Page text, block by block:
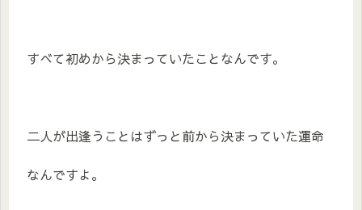
すべて初めから決まっていたことなんです。
二人が出逢うことはずっと前から決まっていた運命
なんですよ。